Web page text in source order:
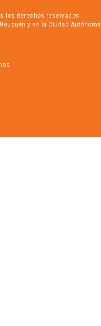
los derechos reservados
y en la Ciudad Autónoma